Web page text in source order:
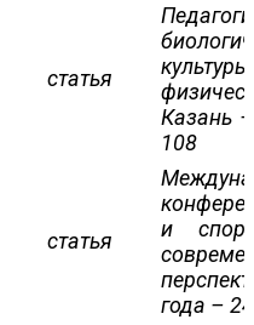
статья
Казань
108
статья
и
года –